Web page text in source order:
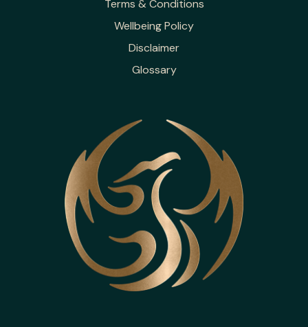
Terms & Conditions
Wellbeing Policy
Disclaimer
Glossary